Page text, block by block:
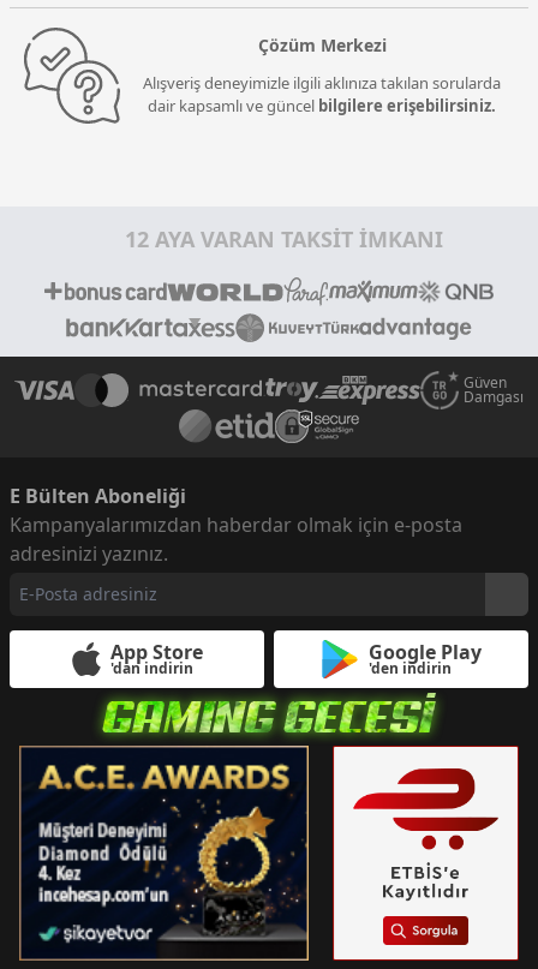
Çözüm Merkezi
Alışveriş deneyimizle ilgili aklınıza takılan sorularda
dair kapsamlı ve güncel bilgilere erişebilirsiniz.
12 AYA VARAN TAKSİT İMKANI
Güven
Damgası
E Bülten Aboneliği
Kampanyalarımızdan haberdar olmak için e-posta
adresinizi yazınız.
App Store
'dan indirin
Google Play
'den indirin